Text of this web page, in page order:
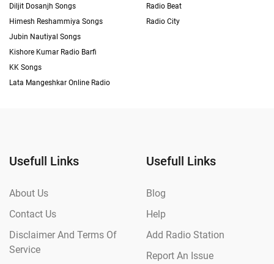
Diljit Dosanjh Songs
Himesh Reshammiya Songs
Jubin Nautiyal Songs
Kishore Kumar Radio Barfi
KK Songs
Lata Mangeshkar Online Radio
Radio Beat
Radio City
Usefull Links
About Us
Contact Us
Disclaimer And Terms Of
Service
Usefull Links
Blog
Help
Add Radio Station
Report An Issue